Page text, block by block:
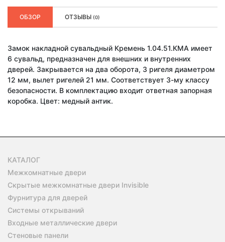
ОБЗОР ОТЗЫВЫ (0)
Замок накладной сувальдный Кремень 1.04.51.КМА имеет
6 сувальд, предназначен для внешних и внутренних
дверей. Закрывается на два оборота, 3 ригеля диаметром
12 мм, вылет ригелей 21 мм. Соответствует 3-му классу
безопасности. В комплектацию входит ответная запорная
коробка. Цвет: медный антик.
КАТАЛОГ
Межкомнатные двери
Скрытые межкомнатные двери Invisible
Фурнитура для дверей
Системы открываний
Входные металлические двери
Стеновые панели